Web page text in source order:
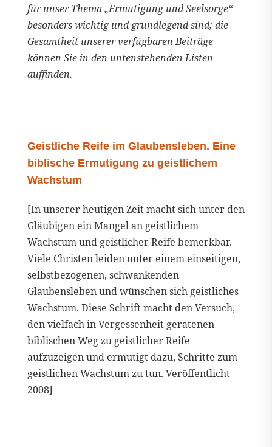
für unser Thema „Ermutigung und Seelsorge“
besonders wichtig und grundlegend sind; die
Gesamtheit unserer verfügbaren Beiträge
können Sie in den untenstehenden Listen
auffinden.
Geistliche Reife im Glaubensleben. Eine
biblische Ermutigung zu geistlichem
Wachstum
[In unserer heutigen Zeit macht sich unter den
Gläubigen ein Mangel an geistlichem
Wachstum und geistlicher Reife bemerkbar.
Viele Christen leiden unter einem einseitigen,
selbstbezogenen, schwankenden
Glaubensleben und wünschen sich geistliches
Wachstum. Diese Schrift macht den Versuch,
den vielfach in Vergessenheit geratenen
biblischen Weg zu geistlicher Reife
aufzuzeigen und ermutigt dazu, Schritte zum
geistlichen Wachstum zu tun. Veröffentlicht
2008]